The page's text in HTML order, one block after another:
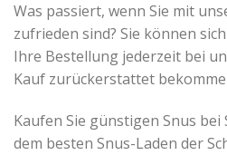
Was passiert, wenn Sie mit
zufrieden sind? Sie können
Ihre Bestellung jederzeit bei
Kauf zurückerstattet
Kaufen Sie günstigen Snus bei
dem besten Snus-Laden der